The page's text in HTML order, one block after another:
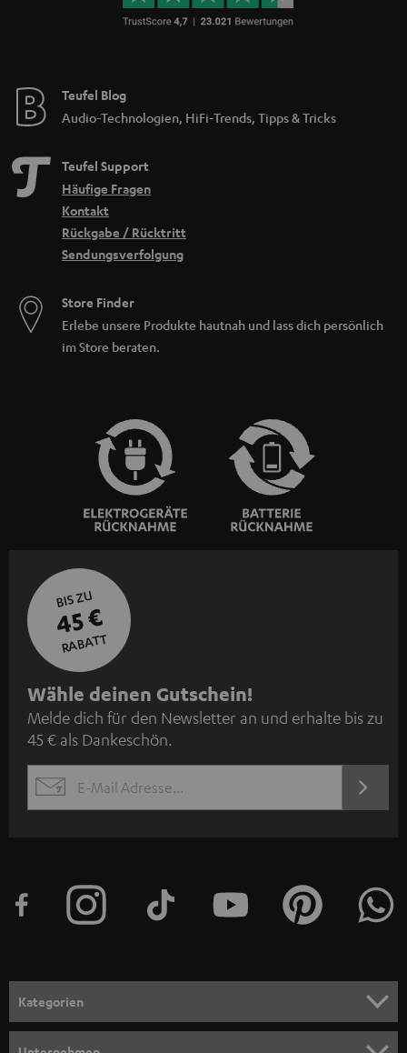
Teufel Blog
Audio-Technologien, HiFi-Trends, Tipps & Tricks
Teufel Support
Häufige Fragen
Kontakt
Rückgabe / Rücktritt
Sendungsverfolgung
Store Finder
Erlebe unsere Produkte hautnah und lass dich persönlich
im Store beraten.
BIS ZU
45 €
RABATT
N
e
w
s
l
e
n
m
Wähle deinen Gutschein!
Melde dich für den Newsletter an und erhalte bis zu
45 € als Dankeschön.
EMAIL
JETZT
Kategorien